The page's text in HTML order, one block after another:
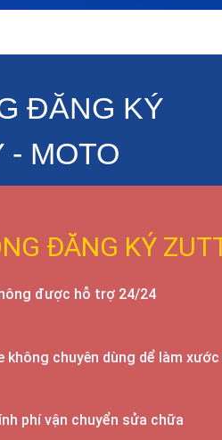
ĐĂNG KÝ
- MOTO
ĐĂNG KÝ
được hỗ trợ 24/24
không chuyên dùng dể làm
phí vận chuyển sửa chữa